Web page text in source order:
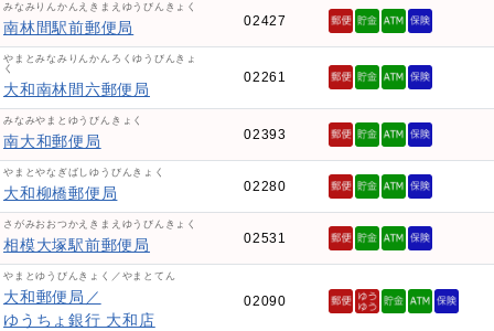
みなみりんかんえきまえゆうびんきょく
南林間駅前郵便局 02427
やまとみなみりんかんろくゆうびんきょ
く
大和南林間六郵便局
02261
みなみやまとゆうびんきょく
南大和郵便局 02393
やまとやなぎばしゆうびんきょく
大和柳橋郵便局 02280
さがみおおつかえきまえゆうびんきょく
相模大塚駅前郵便局 02531
やまとゆうびんきょく／やまとてん
大和郵便局／
ゆうちょ銀行 大和店
02090